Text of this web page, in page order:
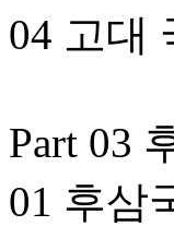
04 고대
Part 03
01 후삼